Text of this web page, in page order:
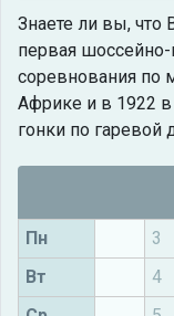
Знаете ли вы, что
первая
соревнования по
Африке и в 1922
гонки по гаревой
Пн 3
Вт
4